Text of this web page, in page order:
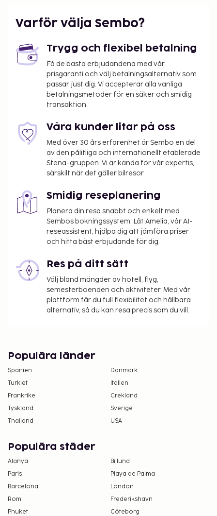
Varför välja Sembo?
Trygg och flexibel betalning
Få de bästa erbjudandena med vår
prisgaranti och välj betalningsalternativ som
passar just dig. Vi accepterar alla vanliga
betalningsmetoder för en säker och smidig
transaktion.
Våra kunder litar på oss
Med över 30 års erfarenhet är Sembo en del
av den pålitliga och internationellt etablerade
Stena-gruppen. Vi är kända för vår expertis,
särskilt när det gäller bilresor.
Smidig reseplanering
Planera din resa snabbt och enkelt med
Sembos bokningssystem. Låt Amelia, vår AI-
reseassistent, hjälpa dig att jämföra priser
och hitta bäst erbjudande för dig.
Res på ditt sätt
Välj bland mängder av hotell, flyg,
semesterboenden och aktiviteter. Med vår
plattform får du full flexibilitet och hållbara
alternativ, så du kan resa precis som du vill.
Populära länder
Spanien
Danmark
Turkiet
Italien
Frankrike
Grekland
Tyskland
Sverige
Thailand
USA
Populära städer
Alanya
Billund
Paris
Playa de Palma
Barcelona
London
Rom
Frederikshavn
Phuket
Göteborg